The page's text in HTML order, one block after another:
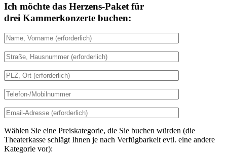
Ich möchte das Herzens-Paket für
drei Kammerkonzerte buchen:
Wählen Sie eine Preiskategorie, die Sie buchen würden (die
Theaterkasse schlägt Ihnen je nach Verfügbarkeit evtl. eine andere
Kategorie vor):